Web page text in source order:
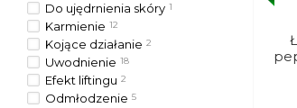
Do ujędrnienia skóry 1
Karmienie 12
Kojące działanie 2
Uwodnienie 18
Efekt liftingu 2
Odmłodzenie 5